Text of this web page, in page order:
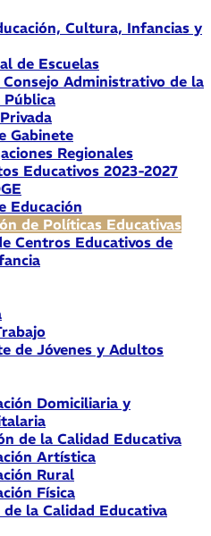
Cultura, Infancias y
de Escuelas
Administrativo de la
Pública
Gabinete
Regionales
Educativos 2023-2027
Educación
de Políticas Educativas
Centros Educativos de
de Jóvenes y Adultos
Domiciliaria y
de la Calidad Educativa
Artística
Rural
Física
de la Calidad Educativa